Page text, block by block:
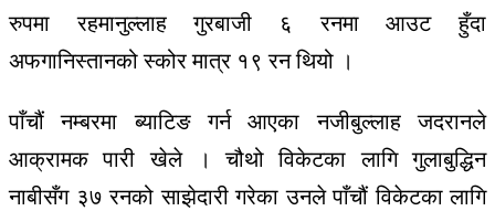
रुपमा रहमानुल्लाह गुरबाजी ६ रनमा आउट हुँदा
अफगानिस्तानको स्कोर मात्र १९ रन थियो ।
पाँचौं नम्बरमा ब्याटिङ गर्न आएका नजीबुल्लाह जदरानले
आक्रामक पारी खेले । चौथो विकेटका लागि गुलाबुद्धिन
नाबीसँग ३७ रनको साझेदारी गरेका उनले पाँचौं विकेटका लागि